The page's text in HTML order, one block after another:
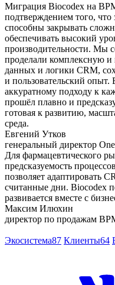
Миграция Biocodex на
подтверждением того,
способны закрывать
обеспечивать высокий
производительности. Мы
проделали комплексную и
данных и логики CRM,
и пользовательский опыт.
аккуратному подходу к
прошёл плавно и
готовая к развитию,
среда.
Евгений Утков
генеральный директор
Для фармацевтического
предсказуемость
позволяет адаптировать
считанные дни. Biocodex
развивается вместе с
Максим Илюхин
директор по продажам
Экосистема87 Клиенты64